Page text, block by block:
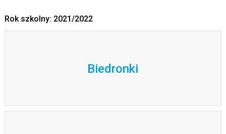
Rok szkolny: 2021/2022
Biedronki